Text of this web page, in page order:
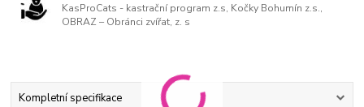
KasProCats - kastrační program z.s, Kočky Bohumín z.s.,
OBRAZ – Obránci zvířat, z. s
Kompletní specifikace